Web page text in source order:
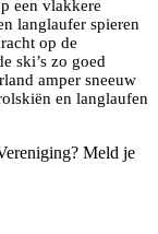
een vlakkere
langlaufer spieren
op de
ski’s zo goed
amper sneeuw
en langlaufen
Meld je